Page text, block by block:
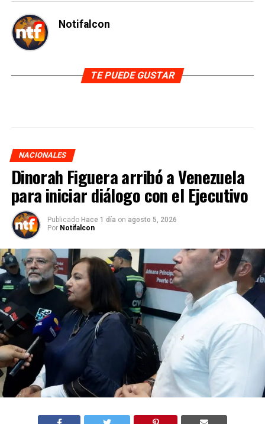
Notifalcon
TE PUEDE GUSTAR
NACIONALES
Dinorah Figuera arribó a Venezuela
para iniciar diálogo con el Ejecutivo
Publicado Hace 1 día on agosto 5, 2026
Por Notifalcon